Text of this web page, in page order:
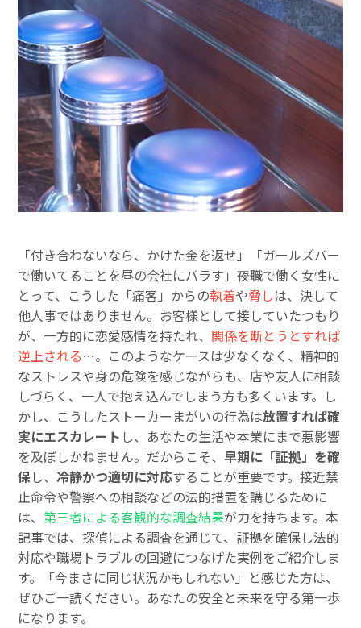
「付き合わないなら、かけた金を返せ」「ガールズバー
で働いてることを昼の会社にバラす」――夜職で働く女性に
とって、こうした「痛客」からの執着や脅しは、決して
他人事ではありません。お客様として接していたつもり
が、一方的に恋愛感情を持たれ、 関係を断とうとすれば
逆上される…。このようなケースは少なくなく、精神的
なストレスや身の危険を感じながらも、店や友人に相談
しづらく、一人で抱え込んでしまう方も多くいます。し
かし、こうしたストーカーまがいの行為は放置すれば確
実にエスカレート し、あなたの生活や本業にまで悪影響
を及ぼしかねません。だからこそ、早期に「証拠」を確
保 し、冷静かつ適切に対応することが重要です。接近禁
止命令や警察への相談などの法的措置を講じるために
は、第三者による客観的な調査結果が力を持ちます。本
記事では、探偵による調査を通じて、証拠を確保し法的
対応や職場トラブルの回避につなげた実例をご紹介しま
す。「今まさに同じ状況かもしれない」と感じた方は、
ぜひご一読ください。あなたの安全と未来を守る第一歩
になります。